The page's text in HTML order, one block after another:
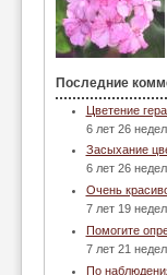
Последние
Цветение
6 лет 26
Засыхание
6 лет 26
Очень
7 лет 19
Помогите
7 лет 21
По